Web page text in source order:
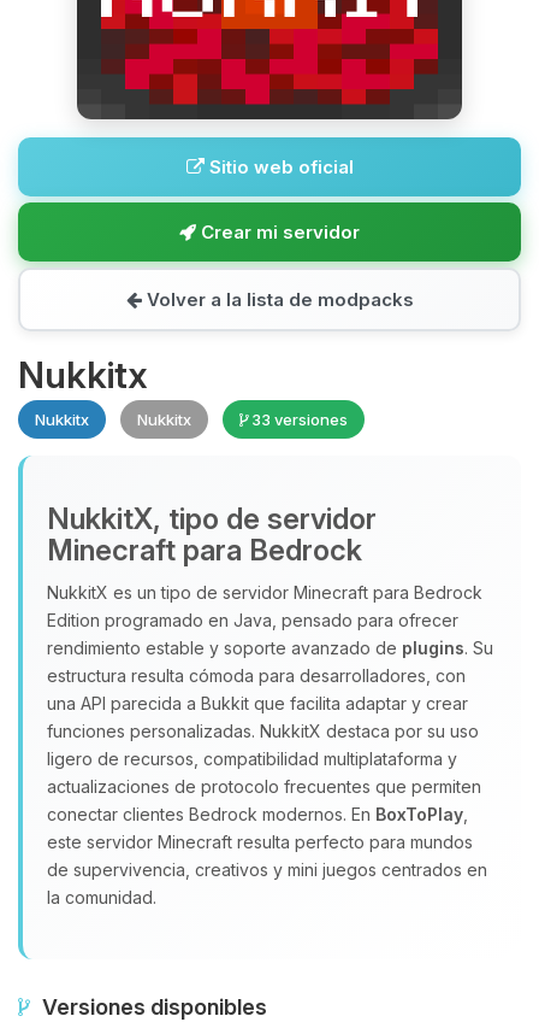
Sitio web oficial
Crear mi servidor
Volver a la lista de modpacks
Nukkitx
Nukkitx Nukkitx 33 versiones
NukkitX, tipo de servidor
Minecraft para Bedrock
NukkitX es un tipo de servidor Minecraft para Bedrock
Edition programado en Java, pensado para ofrecer
rendimiento estable y soporte avanzado de plugins. Su
estructura resulta cómoda para desarrolladores, con
una API parecida a Bukkit que facilita adaptar y crear
funciones personalizadas. NukkitX destaca por su uso
ligero de recursos, compatibilidad multiplataforma y
actualizaciones de protocolo frecuentes que permiten
conectar clientes Bedrock modernos. En BoxToPlay
este servidor Minecraft resulta perfecto para mundos
de supervivencia, creativos y mini juegos centrados en
la comunidad.
Versiones disponibles
Yupi, por fin alguien con quien
hablar! Soy Choupy, tu pequeno
asistente de BoxToPlay. Cuentame
que necesitas y moveré mis
pequenos circuitos para ayudarte.
09/08/2026 05:10